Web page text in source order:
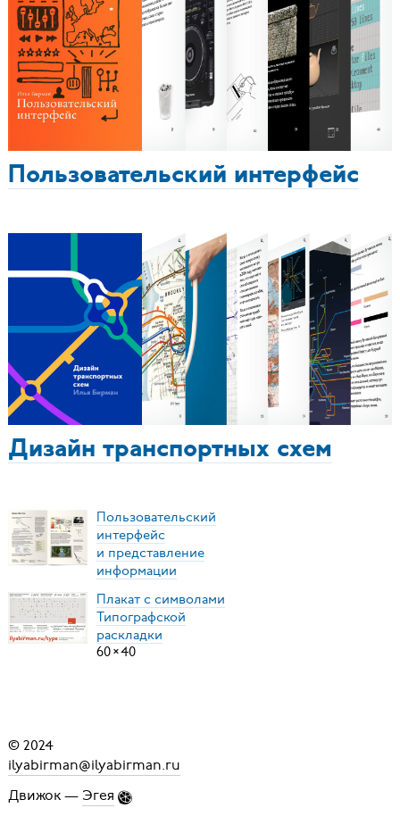
Пользовательский интерфейс
Дизайн транспортных схем
Пользовательский
интерфейс
и представление
информации
Плакат с символами
Типографской
раскладки
60×40
© 2024
ilyabirman@ilyabirman.ru
Движок — Эгея